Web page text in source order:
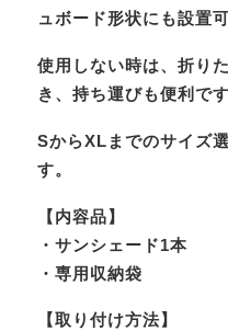
ュボード形状にも設置可
使用しない時は、折り
き、持ち運びも便利です
SからXLまでのサイズ
す。
【内容品】
・サンシェード1本
・専用収納袋
【取り付け方法】